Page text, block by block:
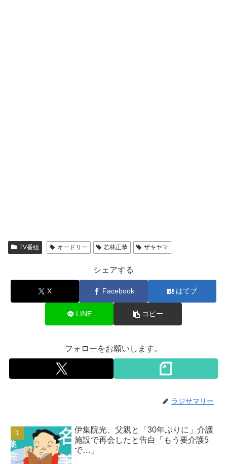
TV番組 オードリー 若林正恭 ザキヤマ
シェアする
X Facebook はてブ
LINE コピー
フォローをお願いします。
ラジサマリー
伊集院光、父親と「30年ぶりに」介護
施設で再会したと告白「もう要介護5
で…」